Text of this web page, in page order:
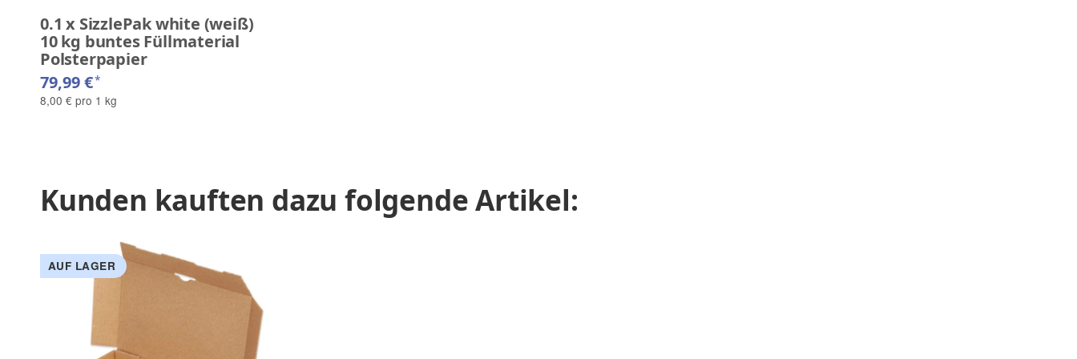
0.1 x SizzlePak white (weiß)
10 kg buntes Füllmaterial
Polsterpapier
79,99 €*
8,00 € pro 1 kg
Kunden kauften dazu folgende Artikel:
AUF LAGER